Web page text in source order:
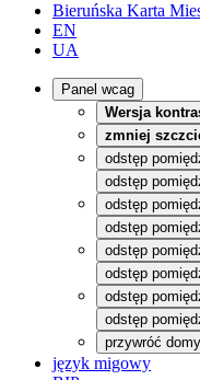
Bieruńska Karta
EN
UA
Panel wcag
Wersja
zmniej
odstęp
odstęp
odstęp
odstęp
odstęp
odstęp
odstęp
odstęp
przywróć
język migowy